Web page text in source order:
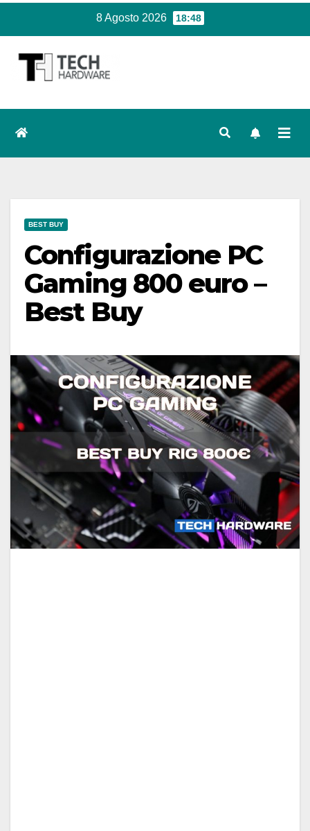
contenuto
8 Agosto 2026 18:48
BEST BUY
Configurazione PC
Gaming 800 euro –
Best Buy